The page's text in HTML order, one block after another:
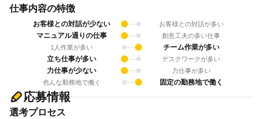
仕事内容の特徴
お客様との対話が少ない お客様との対話が多い
マニュアル通りの仕事
創意工夫の多い仕事
1人作業が多い
チーム作業が多い
立ち仕事が多い
デスクワークが多い
力仕事が少ない
力仕事が多い
色んな勤務地で働く
固定の勤務地で働く
応募情報
選考プロセス